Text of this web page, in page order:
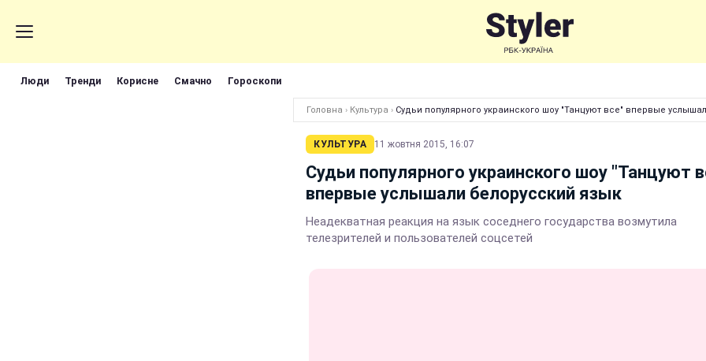
Люди Тренди Корисне Смачно Гороскопи
Головна › Культура › Судьи популярного украинского шоу "Танцуют все" впервые
КУЛЬТУРА 11 жовтня 2015, 16:07
Судьи популярного украинского шоу "Танцуют
впервые услышали белорусский язык
Неадекватная реакция на язык соседнего государства возмутила
телезрителей и пользователей соцсетей